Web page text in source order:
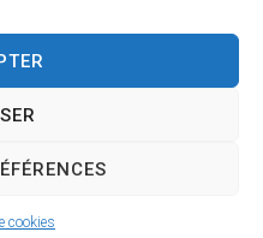
cookies
Plan
site
© 2024